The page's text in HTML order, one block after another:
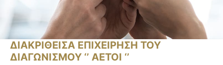
ΔΙΑΚΡΙΘΕΙΣΑ ΕΠΙΧΕΙΡΗΣΗ ΤΟΥ
ΔΙΑΓΩΝΙΣΜΟΥ ‘’ ΑΕΤΟΙ ‘’